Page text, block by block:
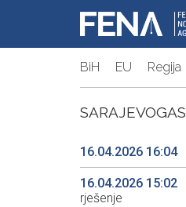
BiH EU Regija
SARAJEVOGAS
16.04.2026 16:04
16.04.2026 15:02
rješenje